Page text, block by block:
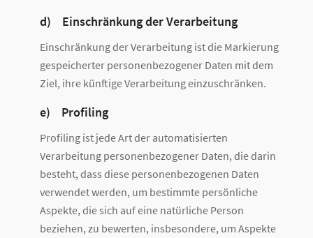
d) Einschränkung der Verarbeitung
Einschränkung der Verarbeitung ist die Markierung
gespeicherter personenbezogener Daten mit dem
Ziel, ihre künftige Verarbeitung einzuschränken.
e) Profiling
Profiling ist jede Art der automatisierten
Verarbeitung personenbezogener Daten, die darin
besteht, dass diese personenbezogenen Daten
verwendet werden, um bestimmte persönliche
Aspekte, die sich auf eine natürliche Person
beziehen, zu bewerten, insbesondere, um Aspekte